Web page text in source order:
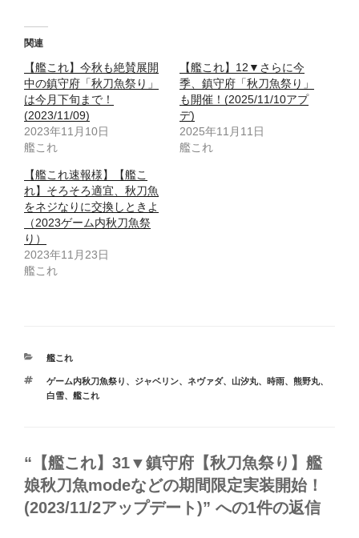
関連
【艦これ】今秋も絶賛展開
中の鎮守府「秋刀魚祭り」
は今月下旬まで！
(2023/11/09)
2023年11月10日
艦これ
【艦これ】12▼さらに今
季、鎮守府「秋刀魚祭り」
も開催！(2025/11/10アプ
デ)
2025年11月11日
艦これ
【艦これ速報様】【艦こ
れ】そろそろ適宜、秋刀魚
をネジなりに交換しときよ
（2023ゲーム内秋刀魚祭
り）
2023年11月23日
艦これ
カ
ゴ
リ
艦これ
タ
グ
ゲーム内秋刀魚祭り 、 ジャベリン、 ネヴァダ、 山汐丸、 時雨、 熊野丸、
白雪、 艦これ
“【艦これ】31▼鎮守府【秋刀魚祭り】艦
娘秋刀魚modeなどの期間限定実装開始！
(2023/11/2アップデート)” への1件の返信